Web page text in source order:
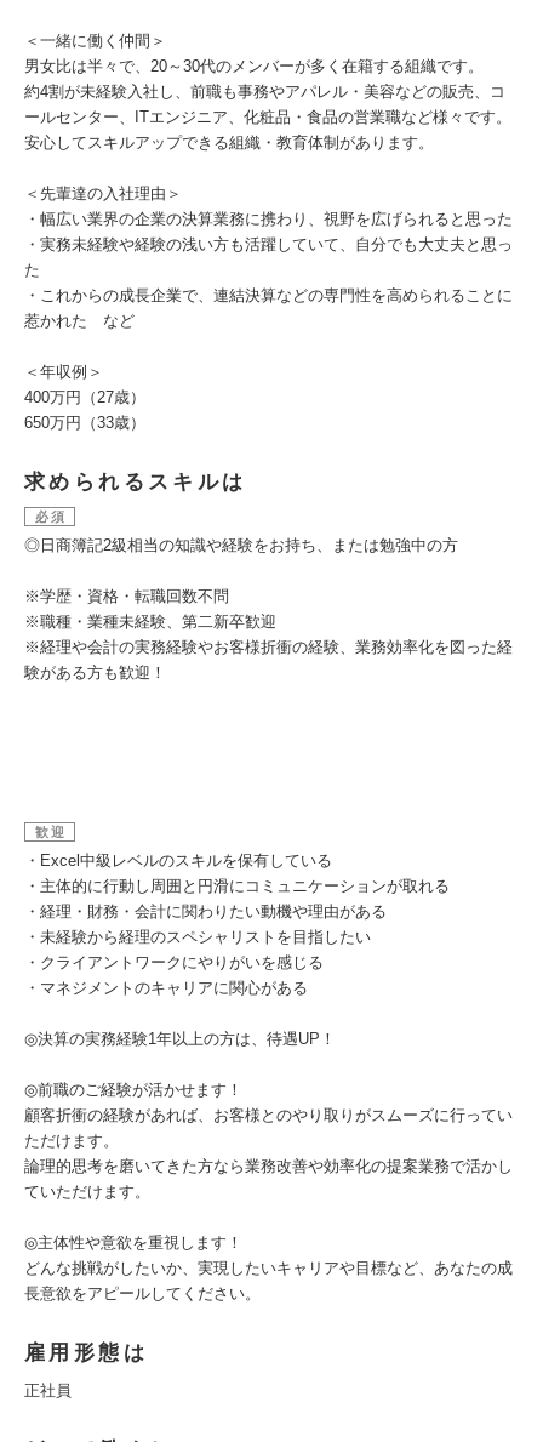
＜一緒に働く仲間＞
男女比は半々で、20～30代のメンバーが多く在籍する組織です。
約4割が未経験入社し、前職も事務やアパレル・美容などの販売、コ
ールセンター、ITエンジニア、化粧品・食品の営業職など様々です。
安心してスキルアップできる組織・教育体制があります。
＜先輩達の入社理由＞
・幅広い業界の企業の決算業務に携わり、視野を広げられると思った
・実務未経験や経験の浅い方も活躍していて、自分でも大丈夫と思っ
た
・これからの成長企業で、連結決算などの専門性を高められることに
惹かれた など
＜年収例＞
400万円（27歳）
650万円（33歳）
求められるスキルは
必須
◎日商簿記2級相当の知識や経験をお持ち、または勉強中の方
※学歴・資格・転職回数不問
※職種・業種未経験、第二新卒歓迎
※経理や会計の実務経験やお客様折衝の経験、業務効率化を図った経
験がある方も歓迎！
歓迎
・Excel中級レベルのスキルを保有している
・主体的に行動し周囲と円滑にコミュニケーションが取れる
・経理・財務・会計に関わりたい動機や理由がある
・未経験から経理のスペシャリストを目指したい
・クライアントワークにやりがいを感じる
・マネジメントのキャリアに関心がある
◎決算の実務経験1年以上の方は、待遇UP！
◎前職のご経験が活かせます！
顧客折衝の経験があれば、お客様とのやり取りがスムーズに行ってい
ただけます。
論理的思考を磨いてきた方なら業務改善や効率化の提案業務で活かし
ていただけます。
◎主体性や意欲を重視します！
どんな挑戦がしたいか、実現したいキャリアや目標など、あなたの成
長意欲をアピールしてください。
雇用形態は
正社員